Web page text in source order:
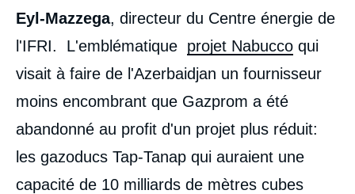
Eyl-Mazzega, directeur du Centre énergie de
l'IFRI. L'emblématique projet Nabucco qui
visait à faire de l'Azerbaidjan un fournisseur
moins encombrant que Gazprom a été
abandonné au profit d'un projet plus réduit:
les gazoducs Tap-Tanap qui auraient une
capacité de 10 milliards de mètres cubes